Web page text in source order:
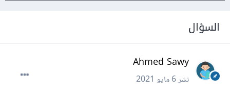
السؤال
Ahmed Sawy
نشر6 مايو 2021